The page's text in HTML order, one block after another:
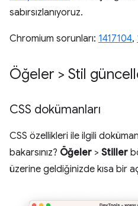
sabırsızlanıyoruz.
Chromium sorunları: 1417104,
Öğeler > Stil
CSS dokümanları
CSS özellikleri ile ilgili
bakarsınız? Öğeler > Stiller
üzerine geldiğinizde kısa bir